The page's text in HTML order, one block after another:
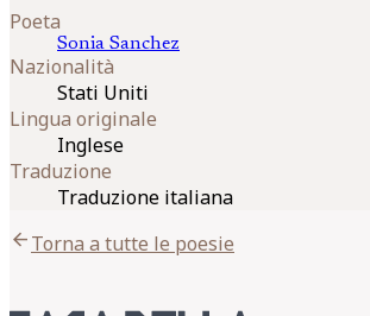
Poeta
Sonia Sanchez
Nazionalità
Stati Uniti
Lingua originale
Inglese
Traduzione
Traduzione italiana
arrow_backTorna a tutte le poesie